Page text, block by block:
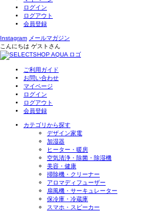
ログイン
ログアウト
会員登録
Instagram メールマガジン
こんにちは ゲスト さん
ご利用ガイド
お問い合わせ
マイページ
ログイン
ログアウト
会員登録
カテゴリから探す
デザイン家電
加湿器
ヒーター・暖房
空気清浄・除菌・除湿機
美容・健康
掃除機・クリーナー
アロマディフューザー
扇風機・サーキュレーター
保冷庫・冷蔵庫
スマホ・スピーカー